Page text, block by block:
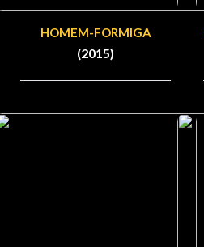
HOMEM-FORMIGA
(2015)